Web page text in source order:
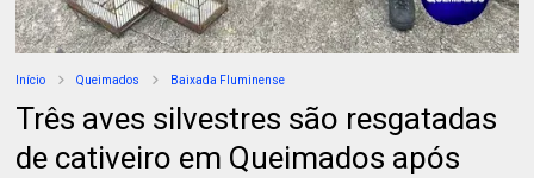
Início Queimados Baixada Fluminense
Três aves silvestres são resgatadas
de cativeiro em Queimados após